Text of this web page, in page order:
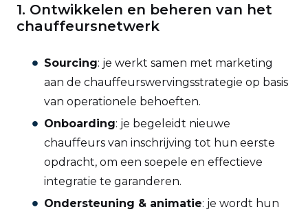
1. Ontwikkelen en beheren van het
chauffeursnetwerk
Sourcing: je werkt samen met marketing
aan de chauffeurswervingsstrategie op basis
van operationele behoeften.
Onboarding: je begeleidt nieuwe
chauffeurs van inschrijving tot hun eerste
opdracht, om een soepele en effectieve
integratie te garanderen.
Ondersteuning & animatie: je wordt hun